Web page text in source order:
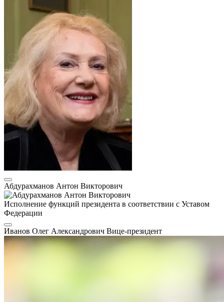
Абдурахманов Антон Викторович
Исполнение функций президента в соответствии с Уставом
Федерации
Иванов Олег Александрович Вице-президент